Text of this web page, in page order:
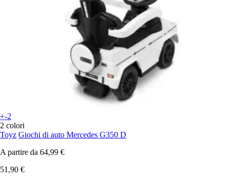
+-2
2 colori
Toyz Giochi di auto Mercedes G350 D
A partire da 64,99 €
51,90 €